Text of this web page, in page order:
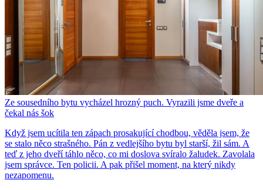
Ze sousedního bytu vycházel hrozný puch. Vyrazili jsme dveře a
čekal nás šok
Když jsem ucítila ten zápach prosakující chodbou, věděla jsem, že
se stalo něco strašného. Pán z vedlejšího bytu byl starší, žil sám. A
teď z jeho dveří táhlo něco, co mi doslova svíralo žaludek. Zavolala
jsem správce. Ten policii. A pak přišel moment, na který nikdy
nezapomenu.